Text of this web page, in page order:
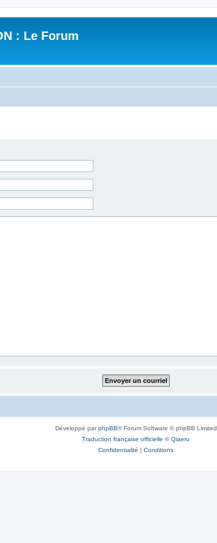
: Le Forum
Développé parphpBB® Forum Software © phpBB Limited
Traduction française officielle ©Qiaeru
Confidentialité | Conditions